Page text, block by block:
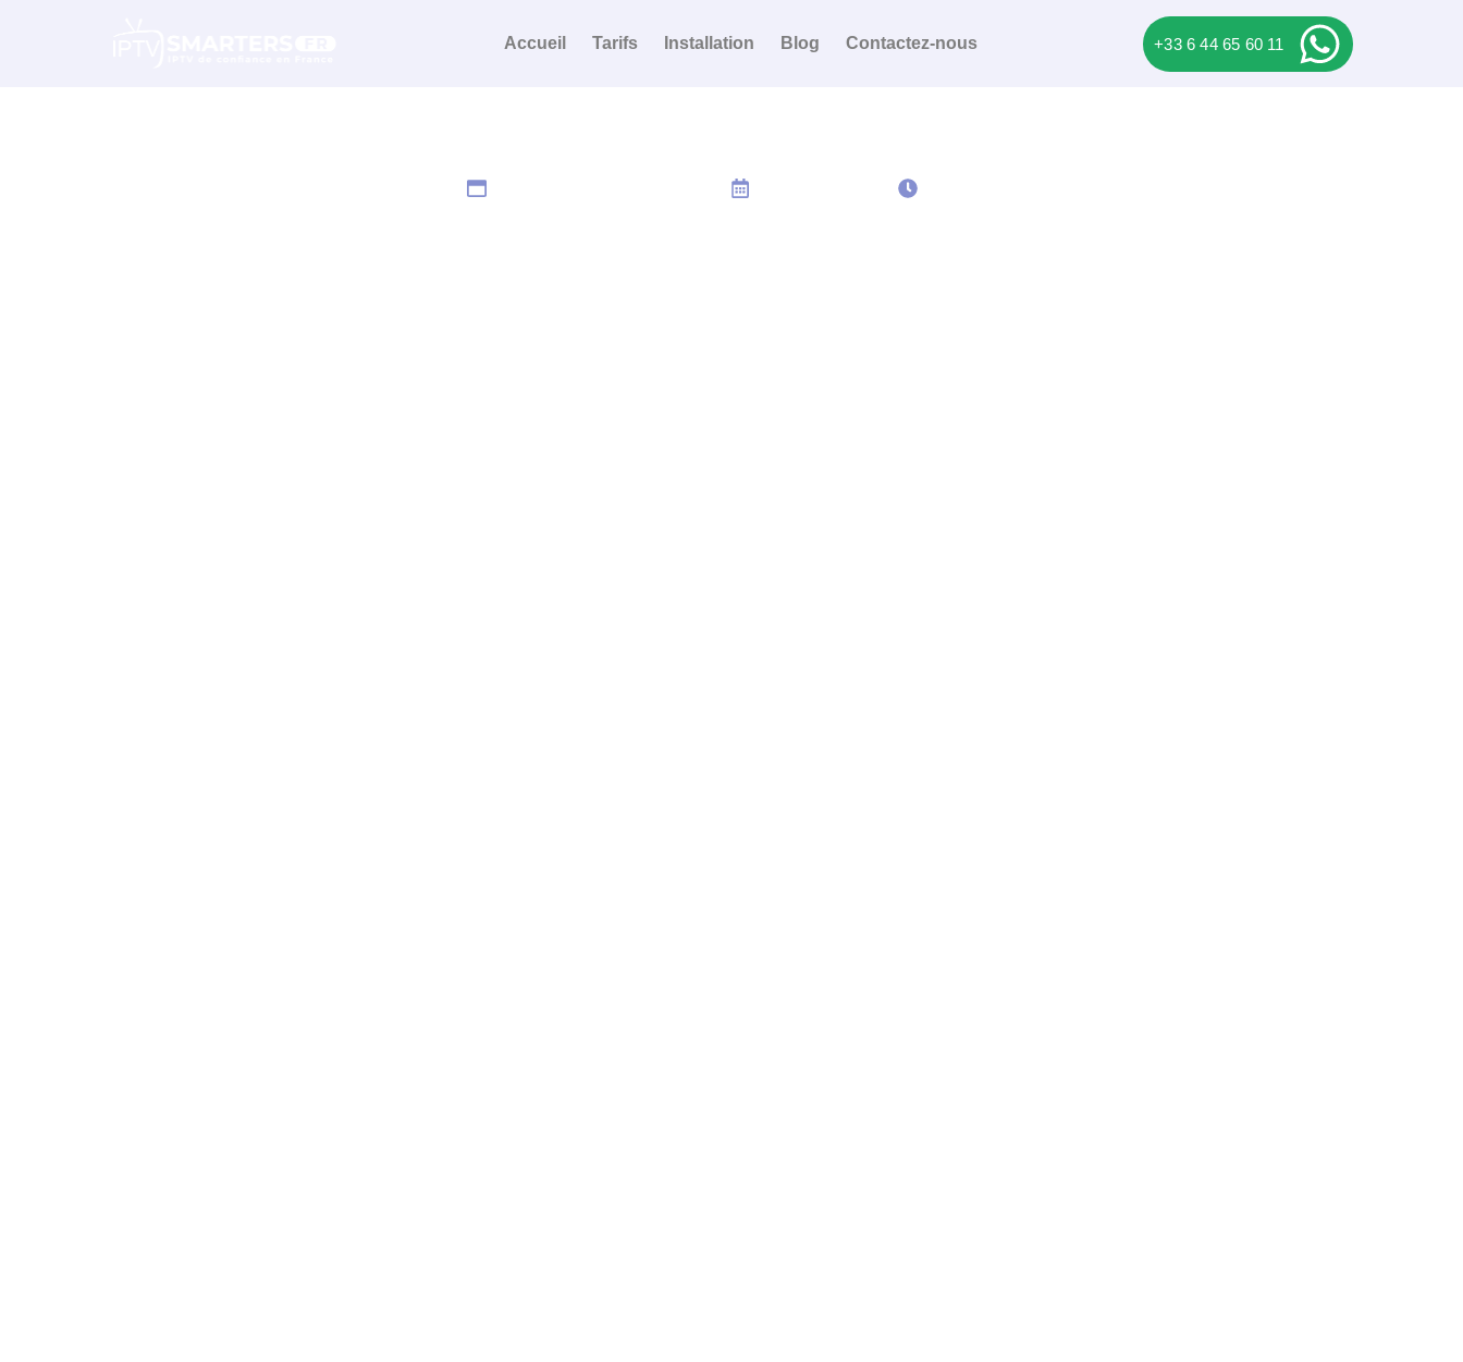
Accueil Tarifs Installation Blog Contactez-nous +33 6 44 65 60 11
IPTV Smarters Pro erreur serveur :